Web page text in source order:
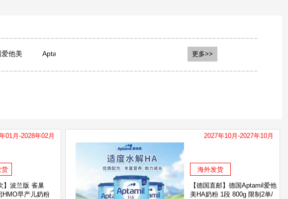
他美 Aptamil德国爱他美
Longwell
更多>>
01月-2028年02月
货
】波兰版 雀巢
HMO早产儿奶粉
2027年10月-2027年10月
海外发货
【德国直邮】德国Aptamil爱他
美HA奶粉 1段 800g 限制2单/